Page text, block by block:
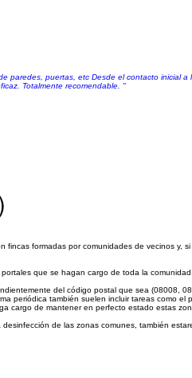
paredes, puertas, etc Desde el contacto inicial a
Totalmente recomendable. "
formadas por comunidades de vecinos y,
que se hagan cargo de toda la comunidad.
del código postal que sea (08008,
periódica también suelen incluir tareas como el
cargo de mantener en perfecto estado estas
de las zonas comunes, también